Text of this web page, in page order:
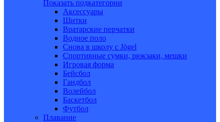
Показать подкатегории
Аксессуары
Щитки
Вратарские перчатки
Водное поло
Снова в школу c Jögel
Спортивные сумки, рюкзаки, мешки
Игровая форма
Бейсбол
Гандбол
Волейбол
Баскетбол
Футбол
Плавание